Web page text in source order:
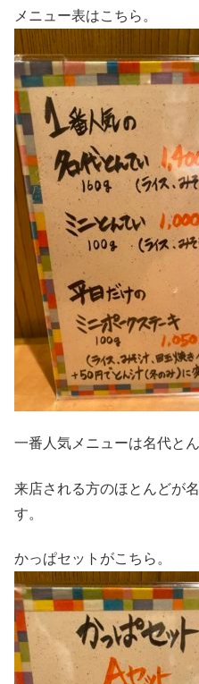
メニュー表はこちら。
一番人気メニューは名代とん
来店される方のほとんどが
す。
かっぱセットがこちら。